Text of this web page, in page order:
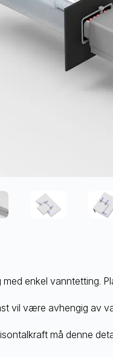
enkel vanntetting.
vil være avhengig av
må denne